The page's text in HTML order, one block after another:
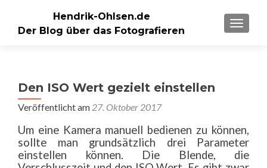
Hendrik-Ohlsen.de
Der Blog über das Fotografieren
Den ISO Wert gezielt einstellen
Veröffentlicht am 27. Oktober 2017
Um eine Kamera manuell bedienen zu können,
sollte man grundsätzlich drei Parameter
einstellen können. Die Blende, die